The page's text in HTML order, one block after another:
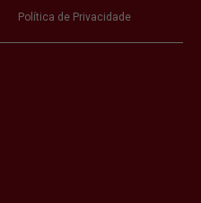
Política de Privacidade